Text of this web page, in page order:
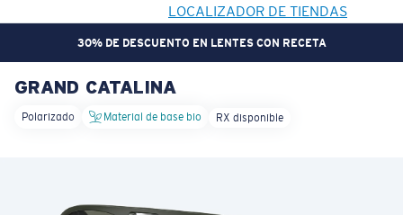
LOCALIZADOR DE TIENDAS
30% DE DESCUENTO EN LENTES CON RECETA
OBJETIVO ACTUALIZADO
GRAND CATALINA
Polarizado Material de base bio RX disponible